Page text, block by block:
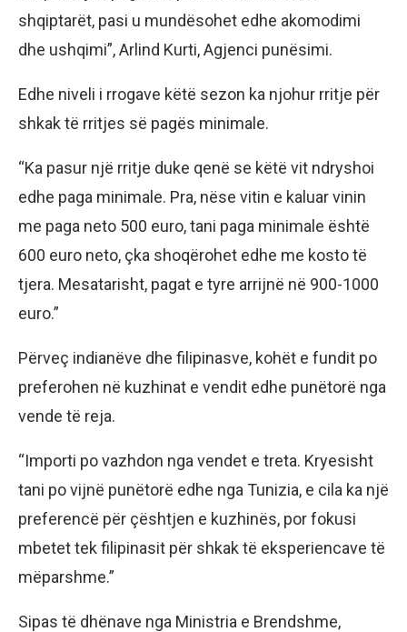
shqiptarët, pasi u mundësohet edhe akomodimi
dhe ushqimi”, Arlind Kurti, Agjenci punësimi.
Edhe niveli i rrogave këtë sezon ka njohur rritje për
shkak të rritjes së pagës minimale.
“Ka pasur një rritje duke qenë se këtë vit ndryshoi
edhe paga minimale. Pra, nëse vitin e kaluar vinin
me paga neto 500 euro, tani paga minimale është
600 euro neto, çka shoqërohet edhe me kosto të
tjera. Mesatarisht, pagat e tyre arrijnë në 900-1000
euro.”
Përveç indianëve dhe filipinasve, kohët e fundit po
preferohen në kuzhinat e vendit edhe punëtorë nga
vende të reja.
“Importi po vazhdon nga vendet e treta. Kryesisht
tani po vijnë punëtorë edhe nga Tunizia, e cila ka një
preferencë për çështjen e kuzhinës, por fokusi
mbetet tek filipinasit për shkak të eksperiencave të
mëparshme.”
Sipas të dhënave nga Ministria e Brendshme,